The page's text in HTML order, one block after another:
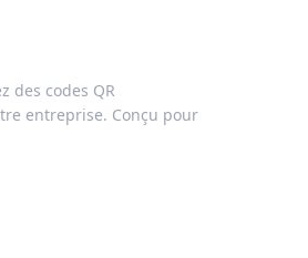
des codes QR
entreprise. Conçu pour